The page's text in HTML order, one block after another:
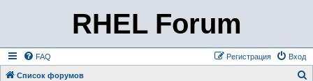
RHEL Forum
FAQ Вход
Регистрация
Список форумов